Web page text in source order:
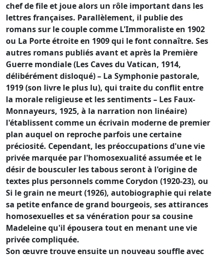
chef de file et joue alors un rôle important dans les
lettres françaises. Parallèlement, il publie des
romans sur le couple comme L'Immoraliste en 1902
ou La Porte étroite en 1909 qui le font connaître. Ses
autres romans publiés avant et après la Première
Guerre mondiale (Les Caves du Vatican, 1914,
délibérément disloqué) – La Symphonie pastorale,
1919 (son livre le plus lu), qui traite du conflit entre
la morale religieuse et les sentiments – Les Faux-
Monnayeurs, 1925, à la narration non linéaire)
l'établissent comme un écrivain moderne de premier
plan auquel on reproche parfois une certaine
préciosité. Cependant, les préoccupations d'une vie
privée marquée par l'homosexualité assumée et le
désir de bousculer les tabous seront à l'origine de
textes plus personnels comme Corydon (1920-23), ou
Si le grain ne meurt (1926), autobiographie qui relate
sa petite enfance de grand bourgeois, ses attirances
homosexuelles et sa vénération pour sa cousine
Madeleine qu'il épousera tout en menant une vie
privée compliquée.
Son œuvre trouve ensuite un nouveau souffle avec